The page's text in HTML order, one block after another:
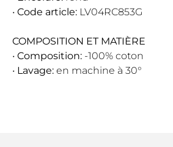
• Code article: LV04RC853G
COMPOSITION ET MATIÈRE
• Composition: -100% coton
• Lavage: en machine à 30°